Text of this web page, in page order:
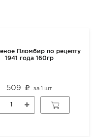
Пломбир по рецепту
1941 года 160гр
509 за 1 шт